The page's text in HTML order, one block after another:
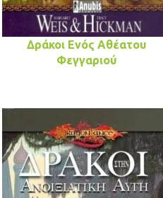
Δράκοι Ενός Αθέατου
Φεγγαριού